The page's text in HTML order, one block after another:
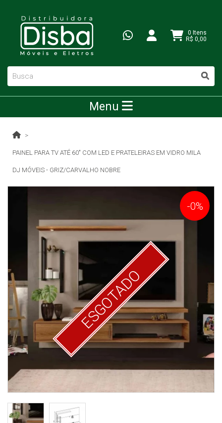
0 Itens
R$ 0,00
Menu
PAINEL PARA TV ATÉ 60" COM LED E PRATELEIRAS EM VIDRO MILA
DJ MÓVEIS - GRIZ/CARVALHO NOBRE
ESGOTADO
-0%